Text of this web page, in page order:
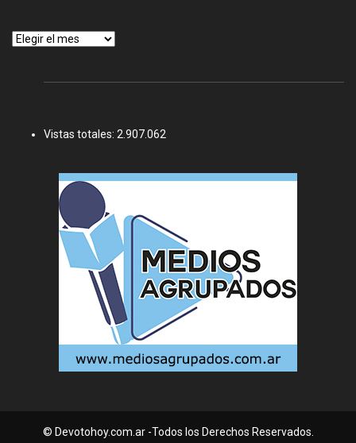
Archivos
Vistas totales: 2.907.062
© Devotohoy.com.ar -Todos los Derechos Reservados.